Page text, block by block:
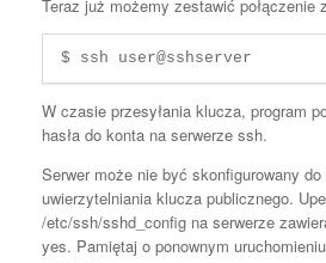
Teraz już możemy zestawić połączenie
$ ssh user@sshserver
W czasie przesyłania klucza, program
hasła do konta na serwerze ssh.
Serwer może nie być skonfigurowany
uwierzytelniania klucza publicznego.
/etc/ssh/sshd_config na serwerze
yes. Pamiętaj o ponownym